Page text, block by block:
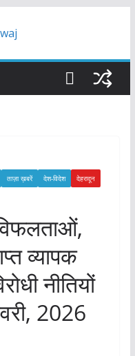
ताज़ा ख़बरें देश-विदेश
देहरादून
व्यापक
नीतियों
2026